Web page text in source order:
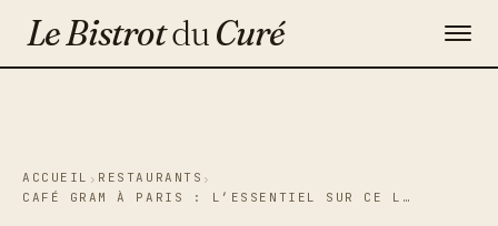
Le BistrotduCuré
Maison & Décoration
ACCUEIL › RESTAURANTS ›
CAFÉ GRAM À PARIS : L’ESSENTIEL SUR CE L…